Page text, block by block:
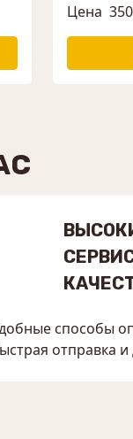
Цена
способы
отправка и